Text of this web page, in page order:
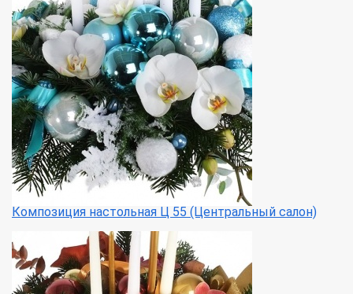
Композиция настольная Ц 55 (Центральный салон)